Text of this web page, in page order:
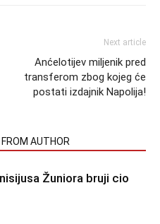
Next article
Anćelotijev miljenik pred
transferom zbog kojeg će
postati izdajnik Napolija!
FROM AUTHOR
Žuniora bruji cio